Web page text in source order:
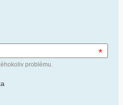
*
problému.